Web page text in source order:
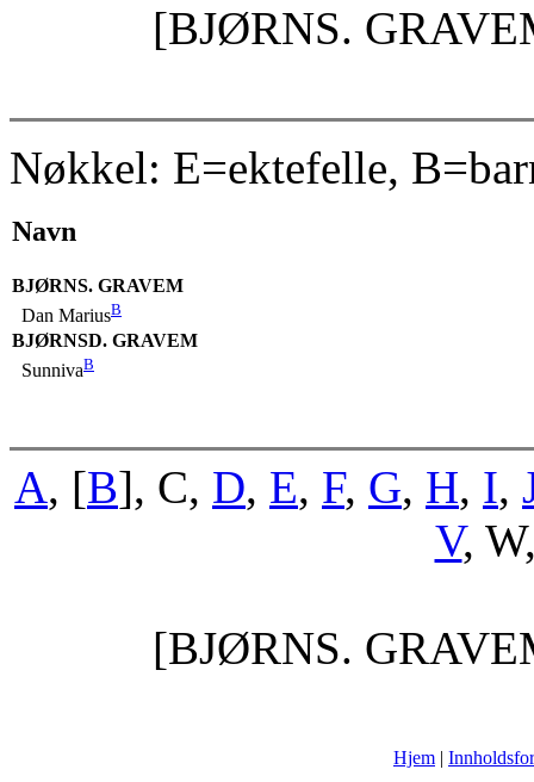
[BJØRNS.
Nøkkel: E=ektefelle,
Navn
BJØRNS. GRAVEM
Dan MariusB
BJØRNSD. GRAVEM
SunnivaB
A, [B], C, D, E, F, G, H, I,
V,
[BJØRNS.
Hjem |